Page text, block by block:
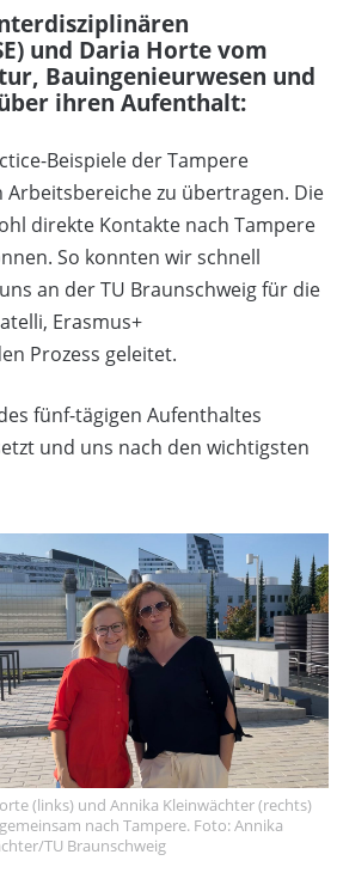
und Daria Horte vom
Bauingenieurwesen und
ihren Aufenthalt:
Beispiele der Tampere
zu übertragen. Die
direkte Kontakte nach Tampere
So konnten wir schnell
an der TU Braunschweig für die
Erasmus+
Prozess geleitet.
fünf-tägigen Aufenthaltes
und uns nach den wichtigsten
(links) und Annika Kleinwächter (rechts)
nach Tampere. Foto: Annika
TU Braunschweig